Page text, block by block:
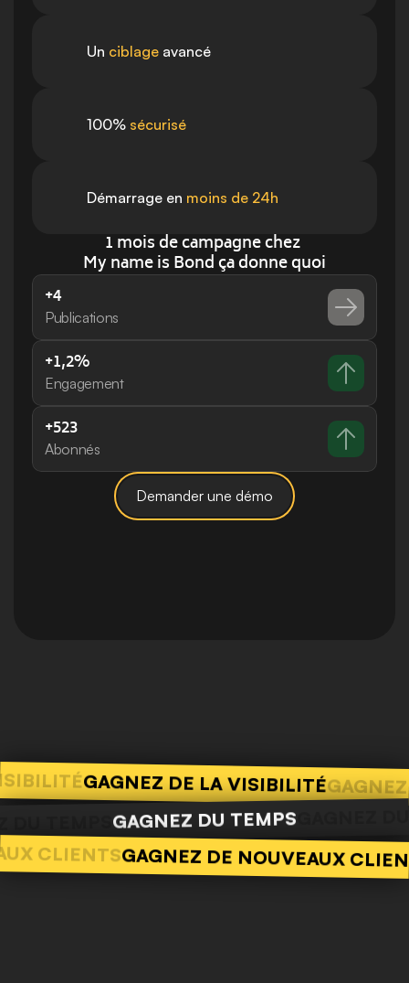
Un ciblage avancé
100% sécurisé
Démarrage en moins de 24h
1 mois de campagne chez
My name is Bond ça donne quoi
+4
Publications
+1,2%
Engagement
+523
Abonnés
Demander une démo
GAGNEZ DE LA VISIBILITÉ
GAGNEZ DU TEMPS
CLIENTSGAGNEZ DE NOUVEAUX